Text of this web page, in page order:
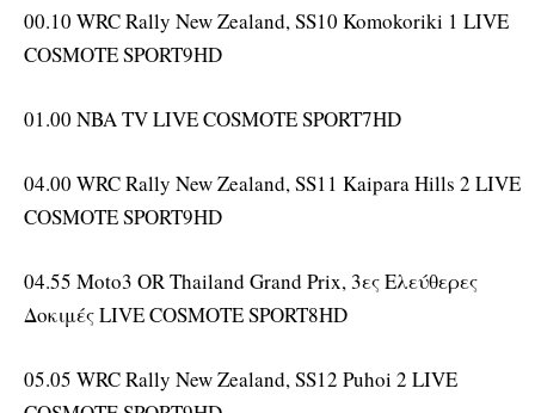
00.10 WRC Rally New Zealand, SS10 Komokoriki 1 LIVE
COSMOTE SPORT9HD
01.00 NBA TV LIVE COSMOTE SPORT7HD
04.00 WRC Rally New Zealand, SS11 Kaipara Hills 2 LIVE
COSMOTE SPORT9HD
04.55 Moto3 OR Thailand Grand Prix, 3ες Ελεύθερες
Δοκιμές LIVE COSMOTE SPORT8HD
05.05 WRC Rally New Zealand, SS12 Puhoi 2 LIVE